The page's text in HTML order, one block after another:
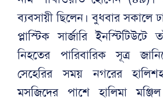
ব্যবসায়ী ছিলেন। বুধবার সকালে
প্লাস্টিক সার্জারি
নিহতের পারিবারিক সূত্র
সেহেরির সময় নগরের
মসজিদের পাশে হালিমা